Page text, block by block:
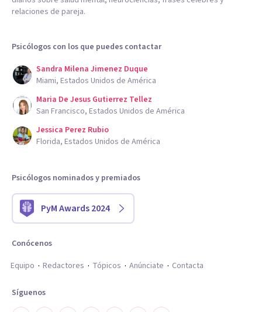
relaciones de pareja.
Psicólogos con los que puedes contactar
Sandra Milena Jimenez Duque
Miami, Estados Unidos de América
Maria De Jesus Gutierrez Tellez
San Francisco, Estados Unidos de América
Jessica Perez Rubio
Florida, Estados Unidos de América
Psicólogos nominados y premiados
PyM Awards 2024
Conócenos
Equipo
Redactores Tópicos Anúnciate Contacta
Síguenos